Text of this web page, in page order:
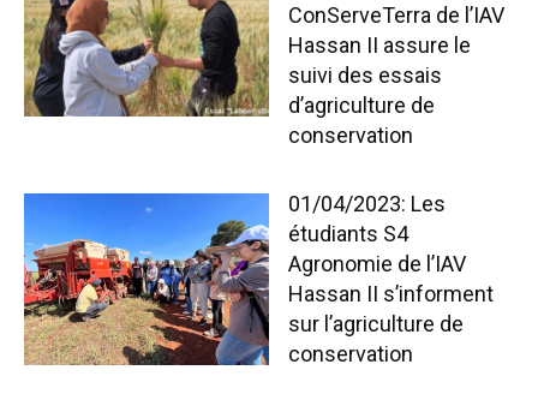
ConServeTerra de l’IAV
Hassan II assure le
suivi des essais
d’agriculture de
conservation
01/04/2023: Les
étudiants S4
Agronomie de l’IAV
Hassan II s’informent
sur l’agriculture de
conservation